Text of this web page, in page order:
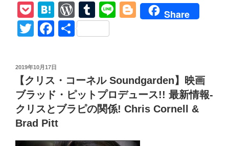
マ
シ
ン･
ケ
リ
ー
の
映
ネ
P
o
ck
H
at
e
a
W
or
d
e
ss
T
u
m
r
Li
Bl
er
Share
T
tt
er
F
c
e
b
o
o
共
投
日:
2019年10月17日
【クリス・コーネル Soundgarden】映画
ブラッド・ピットプロデュース!! 最新情報-
クリスとブラピの関係! Chris Cornell &
Brad Pitt